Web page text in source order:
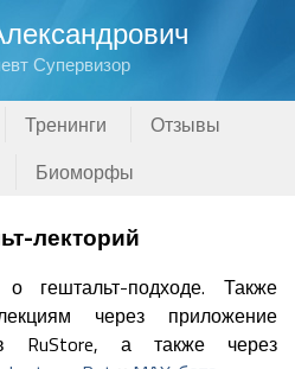
Супервизор
Тренинги
Отзывы
Биоморфы
лекторий
гештальт-подходе. Также
через приложение
а также через